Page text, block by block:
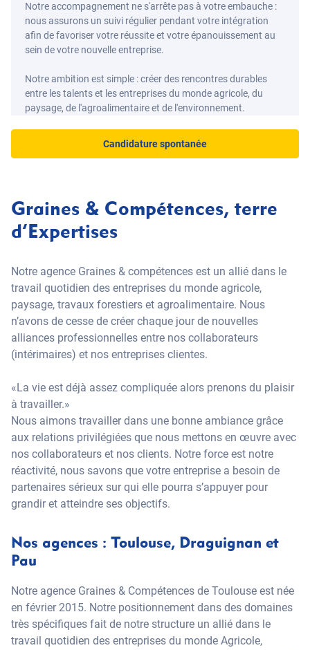
Notre accompagnement ne s'arrête pas à votre embauche :
nous assurons un suivi régulier pendant votre intégration
afin de favoriser votre réussite et votre épanouissement au
sein de votre nouvelle entreprise.
Notre ambition est simple : créer des rencontres durables
entre les talents et les entreprises du monde agricole, du
paysage, de l'agroalimentaire et de l'environnement.
Candidature spontanée
Graines & Compétences, terre
d’Expertises
Notre agence Graines & compétences est un allié dans le
travail quotidien des entreprises du monde agricole,
paysage, travaux forestiers et agroalimentaire. Nous
n’avons de cesse de créer chaque jour de nouvelles
alliances professionnelles entre nos collaborateurs
(intérimaires) et nos entreprises clientes.
«La vie est déjà assez compliquée alors prenons du plaisir
à travailler.»
Nous aimons travailler dans une bonne ambiance grâce
aux relations privilégiées que nous mettons en œuvre avec
nos collaborateurs et nos clients. Notre force est notre
réactivité, nous savons que votre entreprise a besoin de
partenaires sérieux sur qui elle pourra s’appuyer pour
grandir et atteindre ses objectifs.
Nos agences : Toulouse, Draguignan et
Pau
Notre agence Graines & Compétences de Toulouse est née
en février 2015. Notre positionnement dans des domaines
très spécifiques fait de notre structure un allié dans le
travail quotidien des entreprises du monde Agricole,